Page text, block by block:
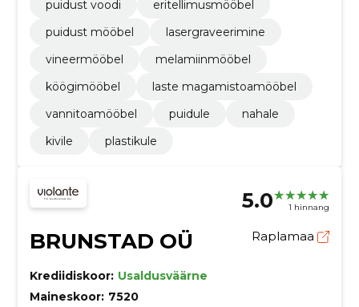
puidust voodi
eritellimusmööbel
puidust mööbel
lasergraveerimine
vineermööbel
melamiinmööbel
köögimööbel
laste magamistoamööbel
vannitoamööbel
puidule
nahale
kivile
plastikule
5.0 1 hinnang
BRUNSTAD OÜ Raplamaa
Krediidiskoor: Usaldusväärne
Maineskoor: 7520